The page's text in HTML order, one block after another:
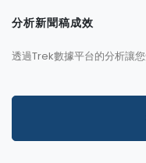
分析新聞稿成效
透過Trek數據平台的分析讓